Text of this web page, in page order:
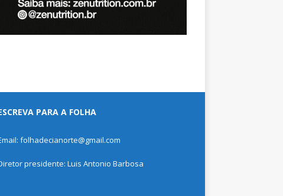
PARA A FOLHA
folhadecianorte@gmail.com
presidente: Luis Antonio Barbosa